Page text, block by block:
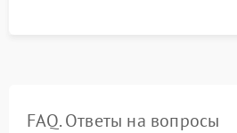
FAQ. Ответы на вопросы